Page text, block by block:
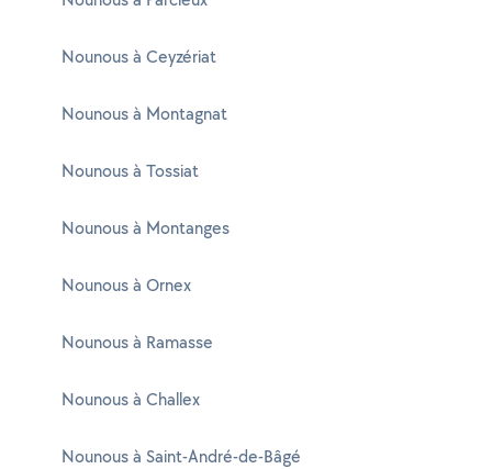
Nounous à Ceyzériat
Nounous à Montagnat
Nounous à Tossiat
Nounous à Montanges
Nounous à Ornex
Nounous à Ramasse
Nounous à Challex
Nounous à Saint-André-de-Bâgé